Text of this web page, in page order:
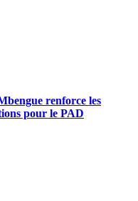
renforce les
pour le PAD